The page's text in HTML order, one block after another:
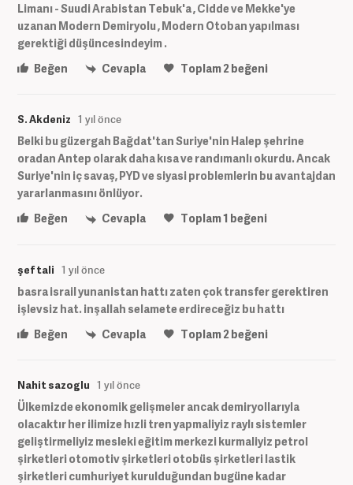
Limanı - Suudi Arabistan Tebuk'a , Cidde ve Mekke'ye
uzanan Modern Demiryolu , Modern Otoban yapılması
gerektiği düşüncesindeyim .
Beğen
Cevapla Toplam2beğeni
S. Akdeniz 1 yıl önce
Belki bu güzergah Bağdat'tan Suriye'nin Halep şehrine
oradan Antep olarak daha kısa ve randımanlı okurdu. Ancak
Suriye'nin iç savaş, PYD ve siyasi problemlerin bu avantajdan
yararlanmasını önlüyor.
Beğen
Cevapla Toplam1 beğeni
şef tali 1 yıl önce
basra israil yunanistan hattı zaten çok transfer gerektiren
işlevsiz hat. inşallah selamete erdireceğiz bu hattı
Beğen
Cevapla Toplam2 beğeni
Nahit sazoglu 1 yıl önce
Ülkemizde ekonomik gelişmeler ancak demiryollarıyla
olacaktır her ilimize hızli tren yapmaliyiz raylı sistemler
geliştirmeliyiz mesleki eğitim merkezi kurmaliyiz petrol
şirketleri otomotiv şirketleri otobüs şirketleri lastik
şirketleri cumhuriyet kurulduğundan bugüne kadar